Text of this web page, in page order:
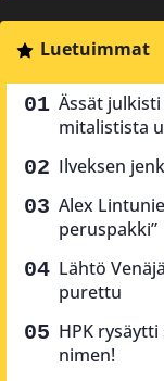
Luetuimmat
Ässät
mitalistista
Ilveksen
Alex
peruspakki”
Lähtö
purettu
HPK
nimen!